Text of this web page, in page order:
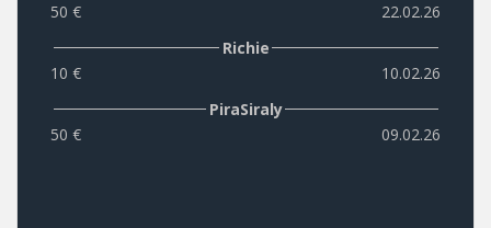
50 €
22.02.26
Richie
10 €
10.02.26
PiraSiraly
50 €
09.02.26